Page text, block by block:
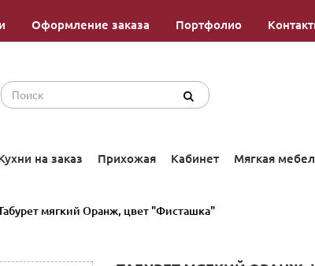
Оформление заказа Портфолио
на заказ Прихожая Кабинет Мягкая
мягкий Оранж, цвет "Фисташка"